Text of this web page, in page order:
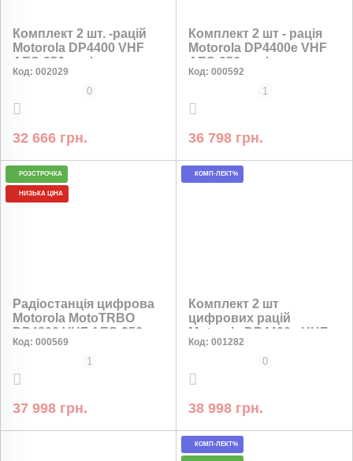
Комплект 2 шт. -рацій
Motorola DP4400 VHF
AES-256 шифрування
Код: 002029
0
32 666 грн.
Комплект 2 шт - рація
Motorola DP4400e VHF
AES-256 шифрування
Код: 000592
1
36 798 грн.
РОЗСТРОЧКА
НИЗЬКА ЦІНА
Радіостанція цифрова
Motorola MotoTRBO
DP4800 VHF AES-256
шифрування, комплект
Код: 000569
1
37 998 грн.
КОМП-ЛЕКТ%
Комплект 2 шт
цифрових рацій
Motorola DP4400e UHF
2450 мАг
Код: 001282
0
38 998 грн.
КОМП-ЛЕКТ%